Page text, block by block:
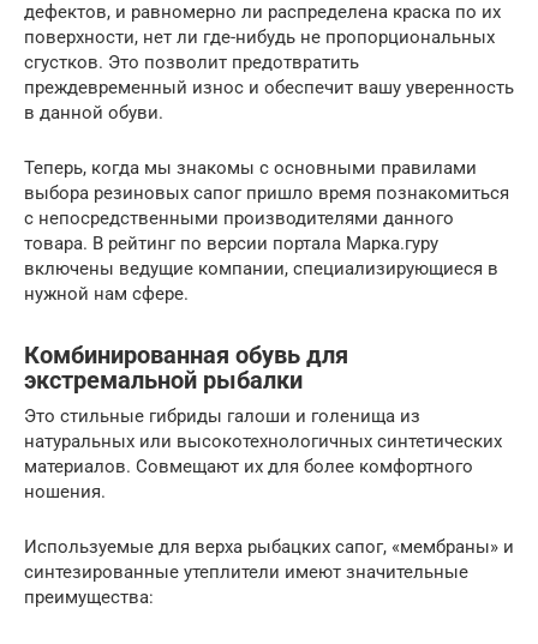
дефектов, и равномерно ли распределена краска по их
поверхности, нет ли где-нибудь не пропорциональных
сгустков. Это позволит предотвратить
преждевременный износ и обеспечит вашу уверенность
в данной обуви.
Теперь, когда мы знакомы с основными правилами
выбора резиновых сапог пришло время познакомиться
с непосредственными производителями данного
товара. В рейтинг по версии портала Марка.гуру
включены ведущие компании, специализирующиеся в
нужной нам сфере.
Комбинированная обувь для
экстремальной рыбалки
Это стильные гибриды галоши и голенища из
натуральных или высокотехнологичных синтетических
материалов. Совмещают их для более комфортного
ношения.
Используемые для верха рыбацких сапог, «мембраны» и
синтезированные утеплители имеют значительные
преимущества: